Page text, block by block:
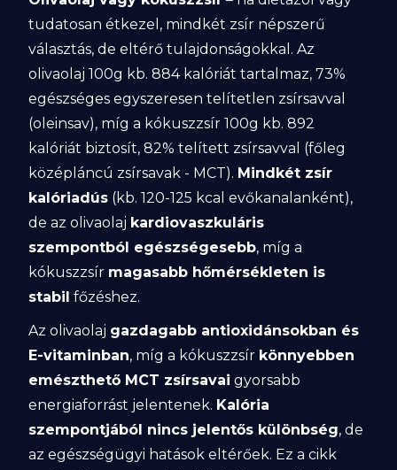
tudatosan étkezel, mindkét zsír népszerű
választás, de eltérő tulajdonságokkal. Az
olivaolaj 100g kb. 884 kalóriát tartalmaz, 73%
egészséges egyszeresen telítetlen zsírsavval
(oleinsav), míg a kókuszzsír 100g kb. 892
kalóriát biztosít, 82% telített zsírsavval (főleg
középláncú zsírsavak - MCT). Mindkét zsír
kalóriadús (kb. 120-125 kcal evőkanalanként),
de az olivaolaj kardiovaszkuláris
szempontból egészségesebb, míg a
kókuszzsír magasabb hőmérsékleten is
stabil főzéshez.
Az olivaolaj gazdagabb antioxidánsokban és
E-vitaminban, míg a kókuszzsír könnyebben
emészthető MCT zsírsavai gyorsabb
energiaforrást jelentenek. Kalória
szempontjából nincs jelentős különbség, de
az egészségügyi hatások eltérőek. Ez a cikk